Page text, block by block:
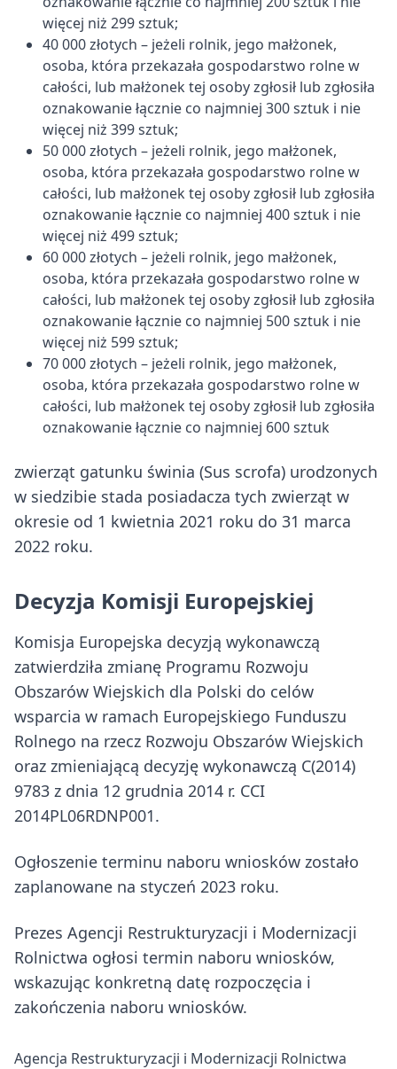
więcej niż 299 sztuk;
40 000 złotych – jeżeli rolnik, jego małżonek,
osoba, która przekazała gospodarstwo rolne w
całości, lub małżonek tej osoby zgłosił lub zgłosiła
oznakowanie łącznie co najmniej 300 sztuk i nie
więcej niż 399 sztuk;
50 000 złotych – jeżeli rolnik, jego małżonek,
osoba, która przekazała gospodarstwo rolne w
całości, lub małżonek tej osoby zgłosił lub zgłosiła
oznakowanie łącznie co najmniej 400 sztuk i nie
więcej niż 499 sztuk;
60 000 złotych – jeżeli rolnik, jego małżonek,
osoba, która przekazała gospodarstwo rolne w
całości, lub małżonek tej osoby zgłosił lub zgłosiła
oznakowanie łącznie co najmniej 500 sztuk i nie
więcej niż 599 sztuk;
70 000 złotych – jeżeli rolnik, jego małżonek,
osoba, która przekazała gospodarstwo rolne w
całości, lub małżonek tej osoby zgłosił lub zgłosiła
oznakowanie łącznie co najmniej 600 sztuk
zwierząt gatunku świnia (Sus scrofa) urodzonych
w siedzibie stada posiadacza tych zwierząt w
okresie od 1 kwietnia 2021 roku do 31 marca
2022 roku.
Decyzja Komisji Europejskiej
Komisja Europejska decyzją wykonawczą
zatwierdziła zmianę Programu Rozwoju
Obszarów Wiejskich dla Polski do celów
wsparcia w ramach Europejskiego Funduszu
Rolnego na rzecz Rozwoju Obszarów Wiejskich
oraz zmieniającą decyzję wykonawczą C(2014)
9783 z dnia 12 grudnia 2014 r. CCI
2014PL06RDNP001.
Ogłoszenie terminu naboru wniosków zostało
zaplanowane na styczeń 2023 roku.
Prezes Agencji Restrukturyzacji i Modernizacji
Rolnictwa ogłosi termin naboru wniosków,
wskazując konkretną datę rozpoczęcia i
zakończenia naboru wniosków.
Agencja Restrukturyzacji i Modernizacji Rolnictwa